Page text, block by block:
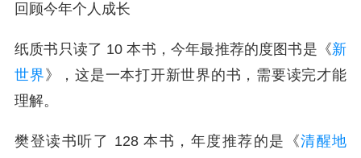
回顾今年个人成长
纸质书只读了 10 本书，今年最推荐的度图书是《新
世界 》，这是一本打开新世界的书，需要读完才能
理解。
樊登读书听了 128 本书，年度推荐的是 《清醒地